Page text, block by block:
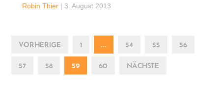
Robin Thier | 3. August 2013
VORHERIGE 1 … 54 55 56
57 58 59 60 NÄCHSTE